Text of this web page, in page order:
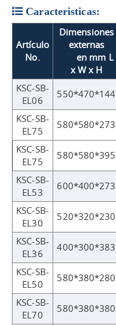
Caracteristicas:
Artículo
No.
Dimensiones
externas
en mm L
x W x H
KSC-SB-
EL06
550*470*144
KSC-SB-
EL75
580*580*273
KSC-SB-
EL75
580*580*395
KSC-SB-
EL53
600*400*273
KSC-SB-
EL30
520*320*230
KSC-SB-
EL36
400*300*383
KSC-SB-
EL50
580*380*280
KSC-SB-
EL70
580*380*380